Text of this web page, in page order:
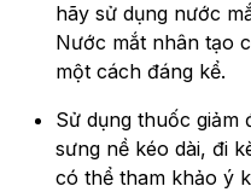
hãy sử dụng nước
Nước mắt nhân tạo
một cách đáng kể.
Sử dụng thuốc giảm
sưng nề kéo dài, đi
có thể tham khảo ý